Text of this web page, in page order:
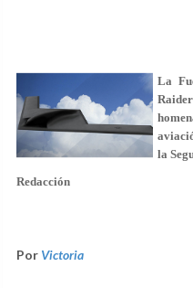
La
la
Redacción
Por Victoria